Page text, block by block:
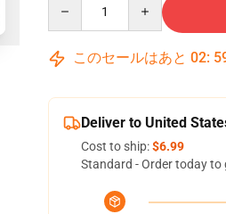
このセールはあと 02:
Deliver to United
Cost to ship:$6.99
Standard - Order today to